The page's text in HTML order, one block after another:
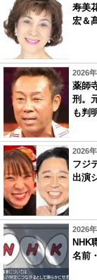
寿美
宏＆
2026
薬師
刑。
も判
2026
フジ
出演
2026
NHK
名前